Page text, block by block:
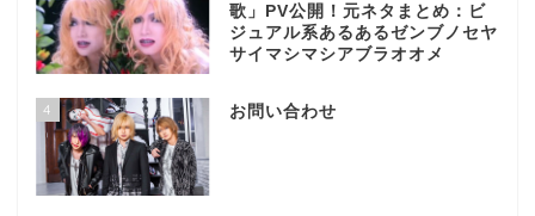
歌」PV公開！元ネタまとめ：ビ
ジュアル系あるあるゼンブノセヤ
サイマシマシアブラオオメ
4 お問い合わせ